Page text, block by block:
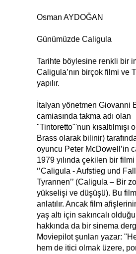
Osman AYDOĞAN
Günümüzde Caligula
Tarihte böylesine renkli bir
Caligula’nın birçok filmi ve
yapılır.
İtalyan yönetmen Giovanni
camiasında takma adı olan
"Tintoretto"'nun kısaltılmışı
Brass olarak bilinir)
oyuncu Peter McDowell’in
1979 yılında çekilen bir filmi
‘’Caligula - Aufstieg und
Tyrannen’’ (Caligula – Bir
yükselişi ve düşüşü). Bu
anlatılır. Ancak film
yaş altı için sakıncalı olduğu
hakkında da bir sinema
Moviepilot şunları yazar:
hem de itici olmak üzere,